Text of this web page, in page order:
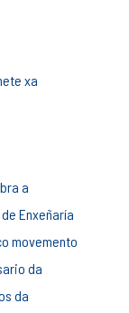
xa
a
Enxeñaría
movemento
da
da